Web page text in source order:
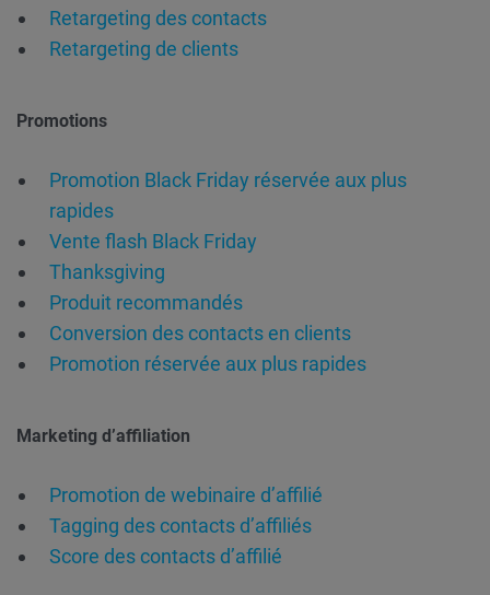
Retargeting des contacts
Retargeting de clients
Promotions
Promotion Black Friday réservée aux plus
rapides
Vente flash Black Friday
Thanksgiving
Produit recommandés
Conversion des contacts en clients
Promotion réservée aux plus rapides
Marketing d’affiliation
Promotion de webinaire d’affilié
Tagging des contacts d’affiliés
Score des contacts d’affilié